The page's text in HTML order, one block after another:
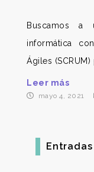
Buscamos a
informática
Ágiles (SCRUM)
Leer más
mayo 4, 2021